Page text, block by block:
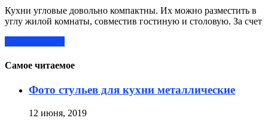
Кухни угловые довольно компактны. Их можно разместить в
углу жилой комнаты, совместив гостиную и столовую. За счет
Самое читаемое
Фото стульев для кухни металлические
12 июня, 2019